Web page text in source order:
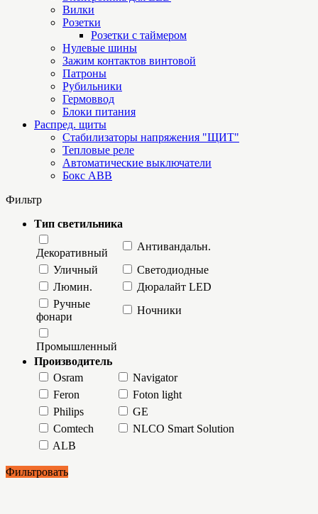
Вилки
Розетки
Розетки с таймером
Нулевые шины
Зажим контактов винтовой
Патроны
Рубильники
Гермоввод
Блоки питания
Распред. щиты
Стабилизаторы напряжения "ЩИТ"
Тепловые реле
Автоматические выключатели
Бокс ABB
Фильтр
Тип светильника
Декоративный
Антивандальн.
Уличный
Светодиодные
Люмин.
Дюралайт LED
Ручные
фонари
Ночники
Промышленный
Производитель
Osram
Navigator
Feron
Foton light
Philips
GE
Comtech
NLCO Smart Solution
ALB
Фильтровать